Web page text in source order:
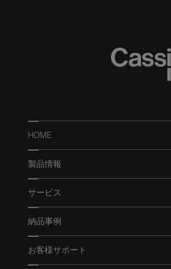
HOME
製品情報
サービス
納品事例
お客様サポート